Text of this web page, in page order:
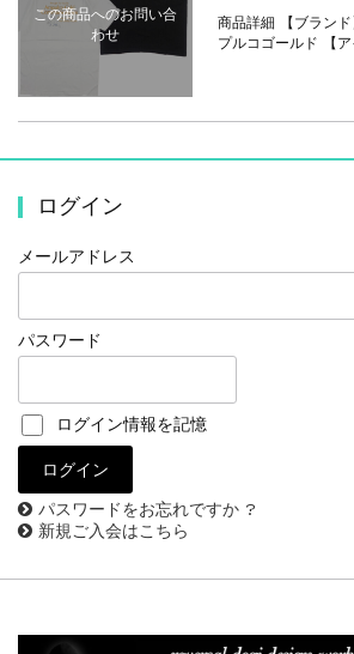
この商品へのお問い合
わせ
商品詳細 【ブラン
プルコゴールド 【
ログイン
メールアドレス
パスワード
ログイン情報を記憶
パスワードをお忘れですか ?
新規ご入会はこちら